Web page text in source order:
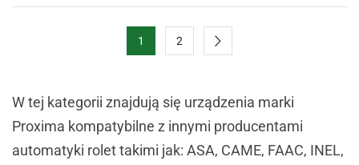
1 2
W tej kategorii znajdują się urządzenia marki
Proxima kompatybilne z innymi producentami
automatyki rolet takimi jak: ASA, CAME, FAAC, INEL,